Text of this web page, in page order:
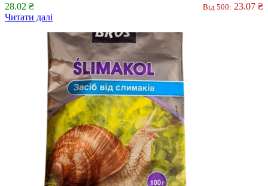
28.02 ₴ Від 500: 23.07 ₴
Читати далі